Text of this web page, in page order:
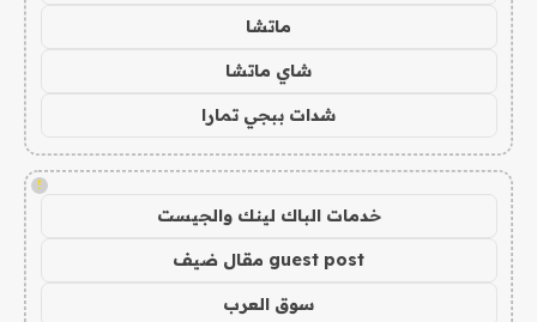
ماتشا
شاي ماتشا
شدات ببجي تمارا
!
خدمات الباك لينك والجيست
guest post مقال ضيف
سوق العرب